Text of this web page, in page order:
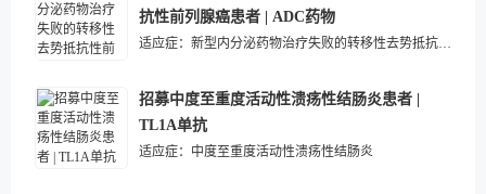
抗性前列腺癌患者 | ADC药物
适应症： 新型内分泌药物治疗失败的转移性去势抵抗性前列腺癌
招募中度至重度活动性溃疡性结肠炎患者 |
TL1A单抗
适应症： 中度至重度活动性溃疡性结肠炎